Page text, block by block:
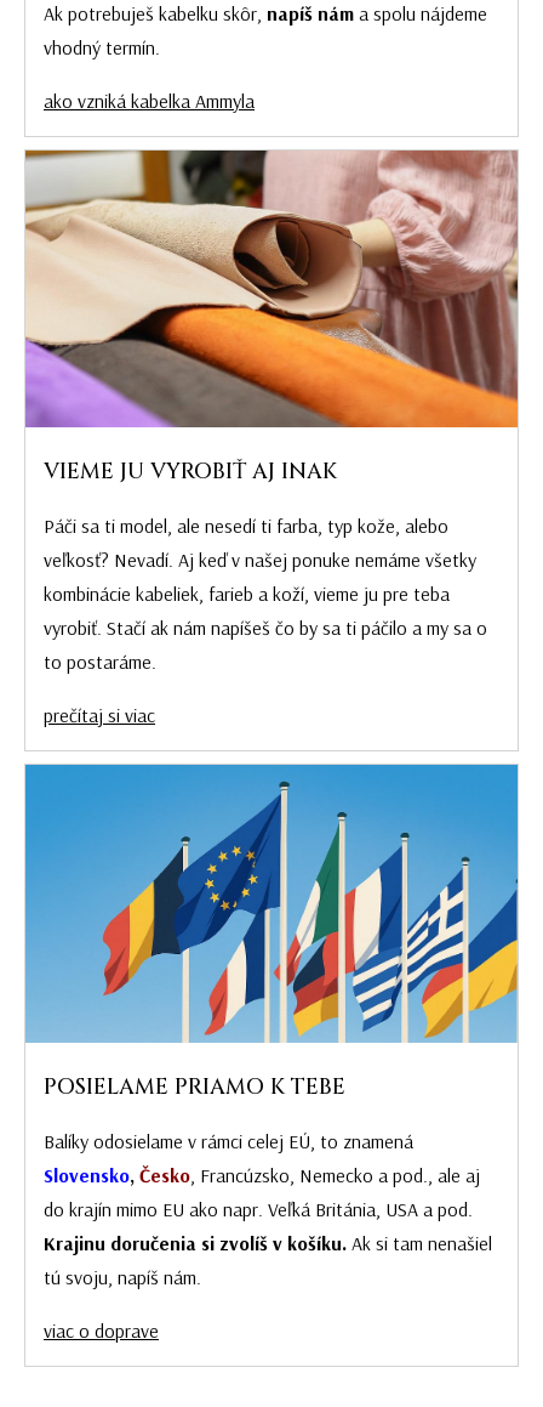
Ak potrebuješ kabelku skôr, napíš nám a spolu nájdeme
vhodný termín.
ako vzniká kabelka Ammyla
VIEME JU VYROBIŤ AJ INAK
Páči sa ti model, ale nesedí ti farba, typ kože, alebo
veľkosť? Nevadí. Aj keď v našej ponuke nemáme všetky
kombinácie kabeliek, farieb a koží, vieme ju pre teba
vyrobiť. Stačí ak nám napíšeš čo by sa ti páčilo a my sa o
to postaráme.
prečítaj si viac
POSIELAME PRIAMO K TEBE
Balíky odosielame v rámci celej EÚ, to znamená
Slovensko, Česko , Francúzsko, Nemecko a pod., ale aj
do krajín mimo EU ako napr. Veľká Británia, USA a pod.
Krajinu doručenia si zvolíš v košíku. Ak si tam nenašiel
tú svoju, napíš nám.
viac o doprave